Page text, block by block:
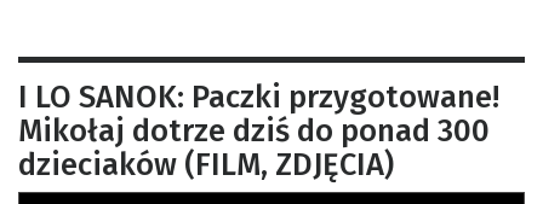
I LO SANOK: Paczki przygotowane!
Mikołaj dotrze dziś do ponad 300
dzieciaków (FILM, ZDJĘCIA)